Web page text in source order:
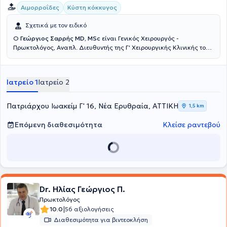
Αιμορροΐδες Κύστη κόκκυγος
Σχετικά με τον ειδικό
Ο Γεώργιος Σαρρής MD, MSc είναι Γενικός Χειρουργός -
Πρωκτολόγος, Αναπλ. Διευθυντής της Γ' Χειρουργικής Κλινικής του
Ερυθραία. Έχει πραγματοποιήσει μεταπτυχιακές σπουδές στην
στην ελάχιστα επεμβατική αντιμετώπιση των ορθοπρωκτικών
παθήσεων (Laser LHP, SiLaC, FiLaC) στη Γερμανία καθώς και στη
Λαπαροσκοπική Χειρουργική. Ειδικεύτηκε στην Β' Χειρουργική
κλινική του νοσοκομείου Κ.Α.Τ. Τέλος, έχει συμμετάσχει σε πληθώρα
πανελλήνιων και διεθνών ιατρικών συνεδρίων.
Ιατρείο 1Ιατρείο 2
Πατριάρχου Ιωακείμ Γ' 16, Νέα Ερυθραία, ΑΤΤΙΚΗ 1,5 km
Επόμενη διαθεσιμότητα Κλείσε ραντεβού
Dr. Ηλίας Γεώργιος Π.
Πρωκτολόγος
10.0|56 αξιολογήσεις
Διαθεσιμότητα για βιντεοκλήση